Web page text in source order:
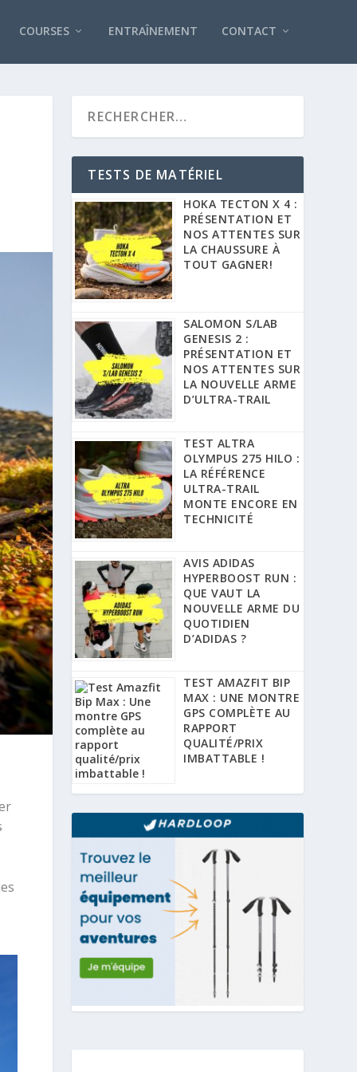
COURSES ENTRAÎNEMENT CONTACT
TESTS DE MATÉRIEL
HOKA TECTON X 4 :
PRÉSENTATION ET
NOS ATTENTES SUR
LA CHAUSSURE À
TOUT GAGNER!
SALOMON S/LAB
GENESIS 2 :
PRÉSENTATION ET
NOS ATTENTES SUR
LA NOUVELLE ARME
D’ULTRA-TRAIL
TEST ALTRA
OLYMPUS 275 HILO :
LA RÉFÉRENCE
ULTRA-TRAIL
MONTE ENCORE EN
TECHNICITÉ
AVIS ADIDAS
HYPERBOOST RUN :
QUE VAUT LA
NOUVELLE ARME DU
QUOTIDIEN
D’ADIDAS ?
TEST AMAZFIT BIP
MAX : UNE MONTRE
GPS COMPLÈTE AU
RAPPORT
QUALITÉ/PRIX
IMBATTABLE !